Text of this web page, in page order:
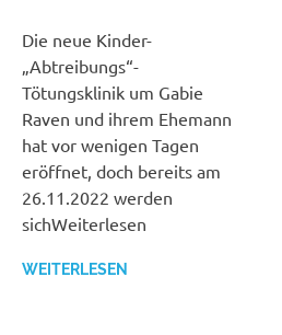
Die neue Kinder-
„Abtreibungs“-
Tötungsklinik um Gabie
Raven und ihrem Ehemann
hat vor wenigen Tagen
eröffnet, doch bereits am
26.11.2022 werden
sichWeiterlesen
WEITERLESEN